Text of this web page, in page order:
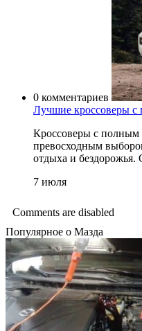
0 комментариев
Лучшие кроссоверы с
Кроссоверы с полным
превосходным
отдыха и
7 июля
Comments are disabled
Популярное о Мазда